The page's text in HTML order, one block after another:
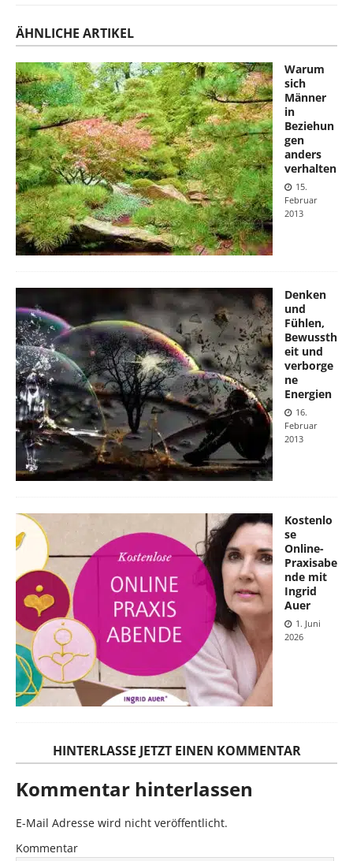
ÄHNLICHE ARTIKEL
Warum
sich
Männer
in
Beziehun
gen
anders
verhalten
15.
Februar
2013
Denken
und
Fühlen,
Bewussth
eit und
verborge
ne
Energien
16.
Februar
2013
Kostenlo
se
Online-
Praxisabe
nde mit
Ingrid
Auer
1. Juni
2026
HINTERLASSE JETZT EINEN KOMMENTAR
Kommentar hinterlassen
E-Mail Adresse wird nicht veröffentlicht.
Kommentar